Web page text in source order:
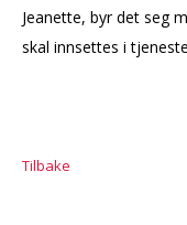
Jeanette, byr det seg
skal innsettes i
Tilbake